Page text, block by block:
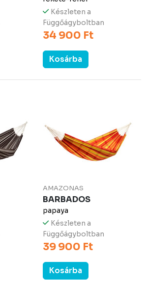
Készleten a
Függőágyboltban
34 900 Ft
Kosárba
AMAZONAS
BARBADOS
papaya
Készleten a
Függőágyboltban
39 900 Ft
Kosárba